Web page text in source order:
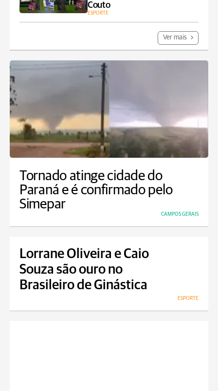
Couto
ESPORTE
Ver mais
Tornado atinge cidade do
Paraná e é confirmado pelo
Simepar
CAMPOS GERAIS
Lorrane Oliveira e Caio
Souza são ouro no
Brasileiro de Ginástica
ESPORTE